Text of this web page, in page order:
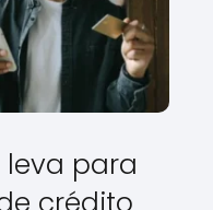
para